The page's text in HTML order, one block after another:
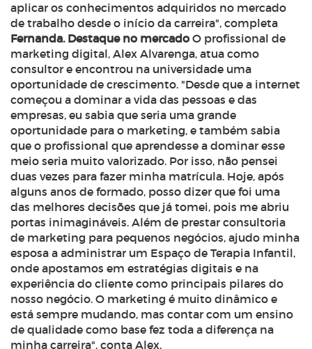
aplicar os conhecimentos adquiridos no mercado
de trabalho desde o início da carreira", completa
Fernanda. Destaque no mercado O profissional de
marketing digital, Alex Alvarenga, atua como
consultor e encontrou na universidade uma
oportunidade de crescimento. "Desde que a internet
começou a dominar a vida das pessoas e das
empresas, eu sabia que seria uma grande
oportunidade para o marketing, e também sabia
que o profissional que aprendesse a dominar esse
meio seria muito valorizado. Por isso, não pensei
duas vezes para fazer minha matrícula. Hoje, após
alguns anos de formado, posso dizer que foi uma
das melhores decisões que já tomei, pois me abriu
portas inimagináveis. Além de prestar consultoria
de marketing para pequenos negócios, ajudo minha
esposa a administrar um Espaço de Terapia Infantil,
onde apostamos em estratégias digitais e na
experiência do cliente como principais pilares do
nosso negócio. O marketing é muito dinâmico e
está sempre mudando, mas contar com um ensino
de qualidade como base fez toda a diferença na
minha carreira", conta Alex.